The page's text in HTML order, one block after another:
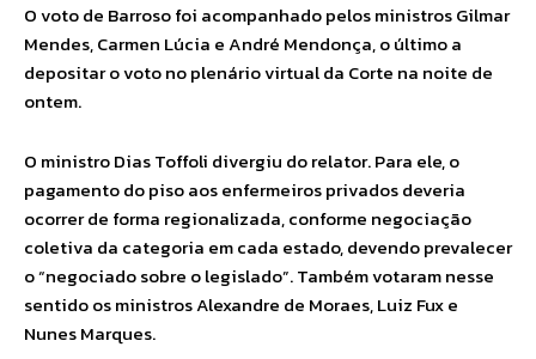
O voto de Barroso foi acompanhado pelos ministros Gilmar
Mendes, Carmen Lúcia e André Mendonça, o último a
depositar o voto no plenário virtual da Corte na noite de
ontem.
O ministro Dias Toffoli divergiu do relator. Para ele, o
pagamento do piso aos enfermeiros privados deveria
ocorrer de forma regionalizada, conforme negociação
coletiva da categoria em cada estado, devendo prevalecer
o “negociado sobre o legislado”. Também votaram nesse
sentido os ministros Alexandre de Moraes, Luiz Fux e
Nunes Marques.